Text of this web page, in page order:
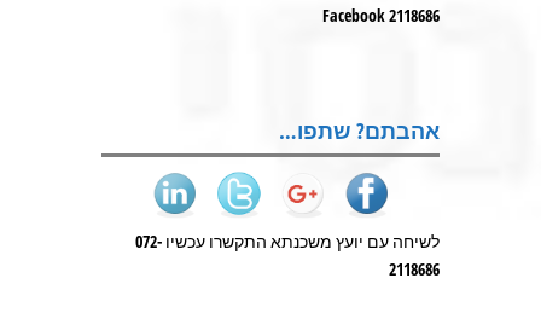
2118686 Facebook
אהבתם? שתפו…
לשיחה עם יועץ משכנתא התקשרו עכשיו 072-
2118686